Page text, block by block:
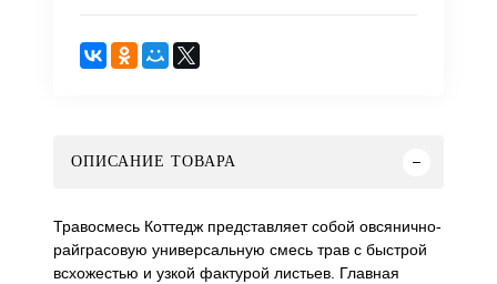
ОПИСАНИЕ ТОВАРА
Травосмесь Коттедж представляет собой овсянично-
райграсовую универсальную смесь трав с быстрой
всхожестью и узкой фактурой листьев. Главная